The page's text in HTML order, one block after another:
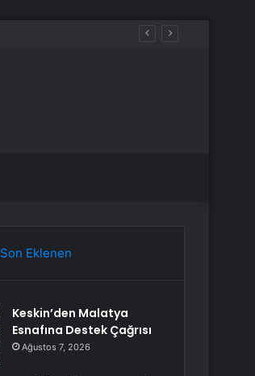
Son Eklenen
Keskin’den Malatya
Esnafına Destek Çağrısı
Ağustos 7, 2026